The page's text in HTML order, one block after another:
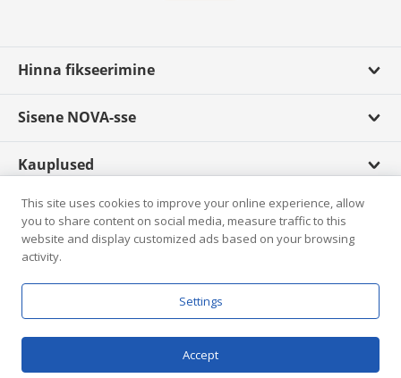
Hinna fikseerimine
Sisene NOVA-sse
Kauplused
Scandagra TV
Rikkumisest teatamine
Andmekaitsetingimused
This site uses cookies to improve your online experience, allow
you to share content on social media, measure traffic to this
website and display customized ads based on your browsing
activity.
Settings
Accept